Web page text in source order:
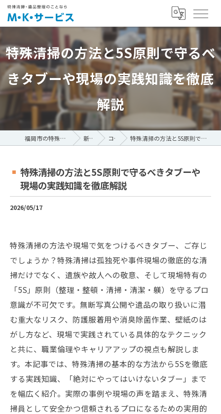
特殊清掃の方法と5S原則で守るべ
きタブーや現場の実践知識を徹底
解説
福岡市の特殊清掃ならM・K・サービス 新着情報 コラム 特殊清掃の方法と5S原則で守るべきタブーや現場の実践知識を徹底解説
特殊清掃の方法と5S原則で守るべきタブーや
現場の実践知識を徹底解説
2026/05/17
特殊清掃の方法や現場で気をつけるべきタブー、ご存じ
でしょうか？特殊清掃は孤独死や事件現場の徹底的な清
掃だけでなく、遺族や故人への敬意、そして現場特有の
「5S」原則（整理・整頓・清掃・清潔・躾）を守るプロ
意識が不可欠です。無断写真公開や遺品の取り扱いに潜
む重大なリスク、防護服着用や消臭除菌作業、壁紙のは
がし方など、現場で実践されている具体的なテクニック
と共に、職業倫理やキャリアアップの視点も解説しま
す。本記事では、特殊清掃の基本的な方法から5Sを徹底
する実践知識、「絶対にやってはいけないタブー」まで
を幅広く紹介。実際の事例や現場の声を踏まえ、特殊清
掃員として安全かつ信頼されるプロになるための実用的